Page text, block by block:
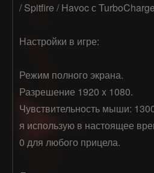
/ Spitfire / Havoc с
Настройки в игре:
Режим полного экрана.
Разрешение 1920 x 1080.
Чувствительность мыши:
я использую в настоящее
0 для любого прицела.